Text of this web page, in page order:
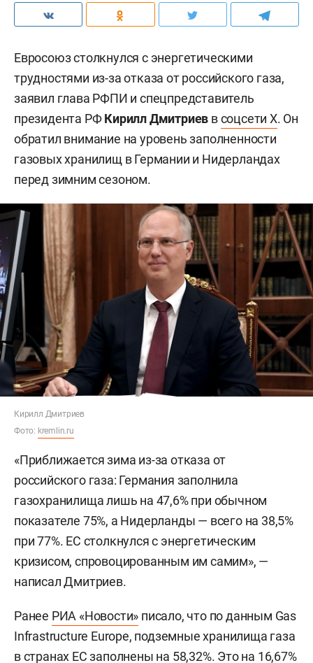
Евросоюз столкнулся с энергетическими
трудностями из-за отказа от российского газа,
заявил глава РФПИ и спецпредставитель
президента РФКирилл Дмитриев всоцсети X. Он
обратил внимание на уровень заполненности
газовых хранилищ в Германии и Нидерландах
перед зимним сезоном.
Кирилл Дмитриев
Фото: kremlin.ru
«Приближается зима из-за отказа от
российского газа: Германия заполнила
газохранилища лишь на 47,6% при обычном
показателе 75%, а Нидерланды — всего на 38,5%
при 77%. ЕС столкнулся с энергетическим
кризисом, спровоцированным им самим», —
написал Дмитриев.
Ранее РИА «Новости» писало, что по данным Gas
Infrastructure Europe, подземные хранилища газа
в странах ЕС заполнены на 58,32%. Это на 16,67%